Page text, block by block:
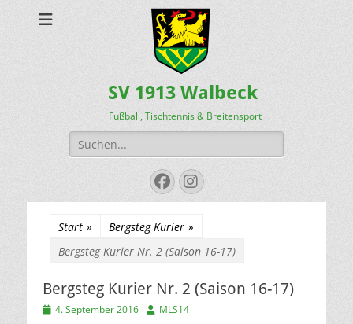
SV 1913 Walbeck
Fußball, Tischtennis & Breitensport
Suchen
nach:
Facebook
Instagram
Start » Bergsteg Kurier »
Bergsteg Kurier Nr. 2 (Saison 16-17)
Bergsteg Kurier Nr. 2 (Saison 16-17)
Veröffentlicht
4. September 2016 AutorMLS14